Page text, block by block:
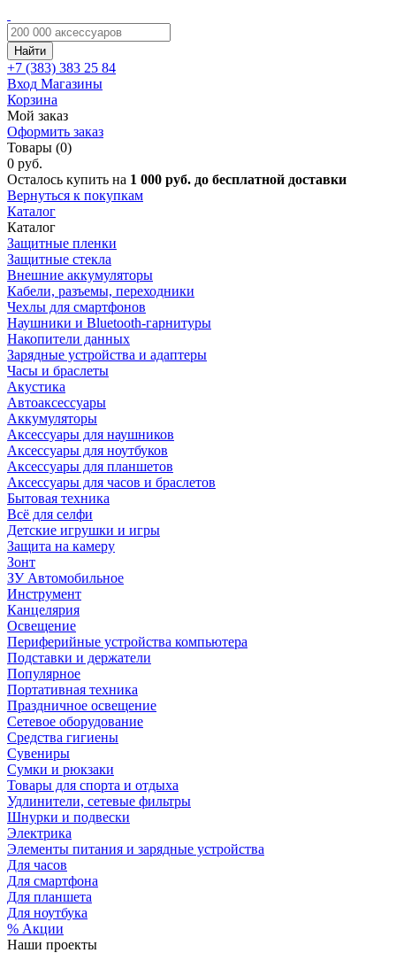
Найти
+7 (383) 383 25 84
Вход Магазины
Корзина
Мой заказ
Оформить заказ
Товары (0)
0 руб.
Осталось купить на 1 000 руб. до бесплатной доставки
Вернуться к покупкам
Каталог
Каталог
Защитные пленки
Защитные стекла
Внешние аккумуляторы
Кабели, разъемы, переходники
Чехлы для смартфонов
Наушники и Bluetooth-гарнитуры
Накопители данных
Зарядные устройства и адаптеры
Часы и браслеты
Акустика
Автоаксессуары
Аккумуляторы
Аксессуары для наушников
Аксессуары для ноутбуков
Аксессуары для планшетов
Аксессуары для часов и браслетов
Бытовая техника
Всё для селфи
Детские игрушки и игры
Защита на камеру
Зонт
ЗУ Автомобильное
Инструмент
Канцелярия
Освещение
Периферийные устройства компьютера
Подставки и держатели
Популярное
Портативная техника
Праздничное освещение
Сетевое оборудование
Средства гигиены
Сувениры
Сумки и рюкзаки
Товары для спорта и отдыха
Удлинители, сетевые фильтры
Шнурки и подвески
Электрика
Элементы питания и зарядные устройства
Для часов
Для смартфона
Для планшета
Для ноутбука
% Акции
Наши проекты